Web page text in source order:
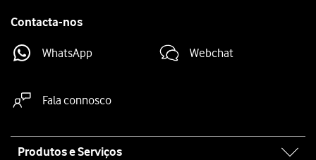
Contacta-nos
WhatsApp Webchat
Fala connosco
Produtos e Serviços